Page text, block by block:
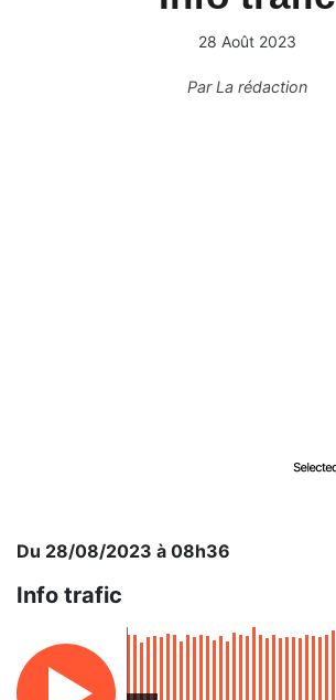
28 Août 2023
ParLa rédaction
Du 28/08/2023 à 08h36
Info trafic